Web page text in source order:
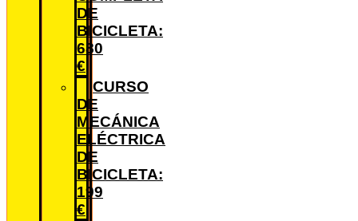
DE
BICICLETA:
680
€
CURSO
DE
MECÁNICA
ELÉCTRICA
DE
BICICLETA:
199
€